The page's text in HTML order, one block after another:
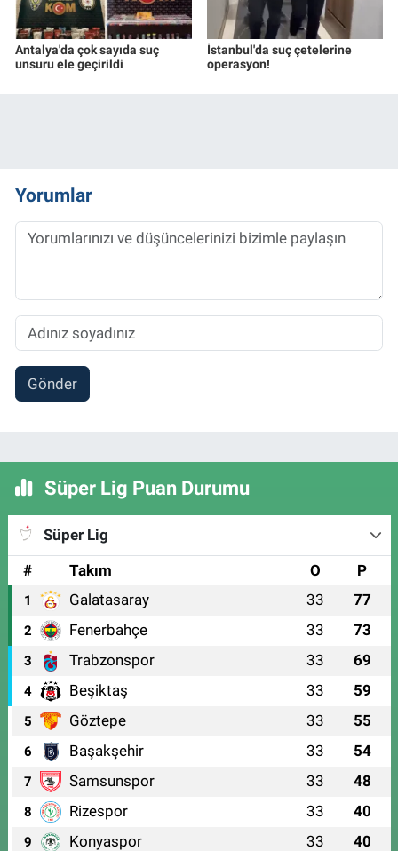
Antalya'da çok sayıda suç
unsuru ele geçirildi
İstanbul'da suç çetelerine
operasyon!
Yorumlar
Gönder
Süper Lig Puan Durumu
Süper Lig
#
Takım O P
1 Galatasaray 33 77
2 Fenerbahçe 33 73
3 Trabzonspor 33 69
4 Beşiktaş 33 59
5 Göztepe 33 55
6 Başakşehir 33 54
7 Samsunspor 33 48
8 Rizespor 33 40
9 Konyaspor 33 40